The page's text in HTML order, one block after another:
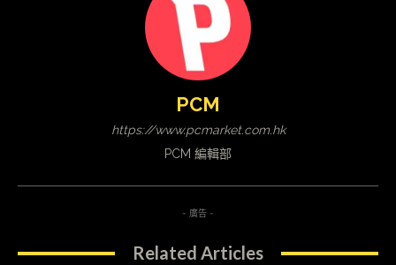
PCM
https://www.pcmarket.com.hk
PCM 編輯部
- 廣告 -
Related Articles